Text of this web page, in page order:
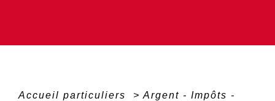
Accueil particuliers > Argent - Impôts -